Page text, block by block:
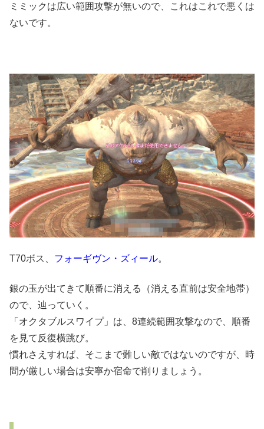
ミミックは広い範囲攻撃が無いので、これはこれで悪くは
ないです。
T70ボス、 フォーギヴン・ズィール。
銀の玉が出てきて順番に消える（消える直前は安全地帯）
ので、辿っていく。
「オクタブルスワイプ」は、8連続範囲攻撃なので、順番
を見て反復横跳び。
慣れさえすれば、そこまで難しい敵ではないのですが、時
間が厳しい場合は安寧か宿命で削りましょう。